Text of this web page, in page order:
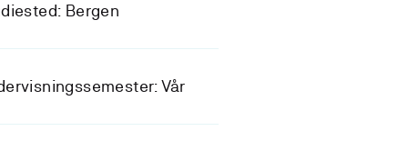
Bergen
Vår